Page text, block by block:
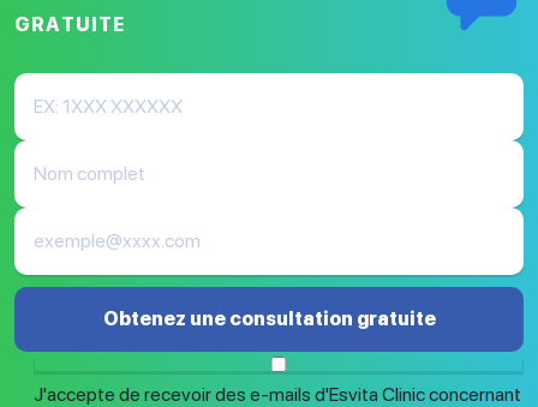
GRATUITE
Obtenez une consultation gratuite
J'accepte de recevoir des e-mails d'Esvita Clinic concernant